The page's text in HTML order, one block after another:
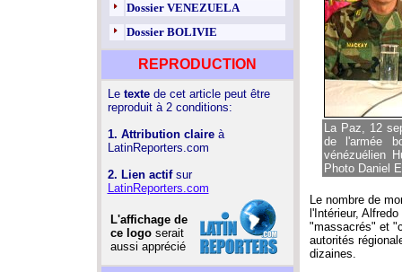
La Paz, 12
de l'armée
vénézuélien
Photo Daniel
Le nombre de
l'Intérieur,
"massacrés" et
autorités
dizaines.
Dossier VENEZUELA
Dossier BOLIVIE
REPRODUCTION
Le textede cet article peut être
reproduit à 2 conditions:
1. Attribution claireà
LatinReporters.com
2. Lien actifsur
LatinReporters.com
L'affichage de
ce logoserait
aussi apprécié